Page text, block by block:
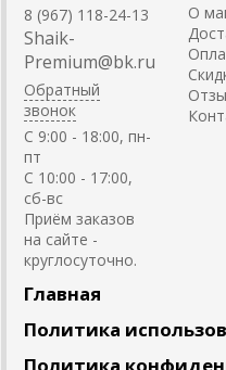
8 (967) 118-24-13
Shaik-
Premium@bk.ru
Обратный
звонок
C 9:00 - 18:00, пн-
пт
С 10:00 - 17:00,
сб-вс
Приём заказов
на сайте -
круглосуточно.
О
Главная
Политика
Политика